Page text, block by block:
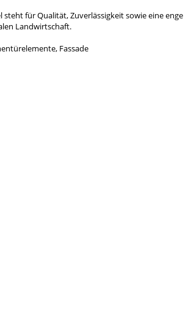
steht für Qualität, Zuverlässigkeit sowie eine enge
Landwirtschaft.
Fassade